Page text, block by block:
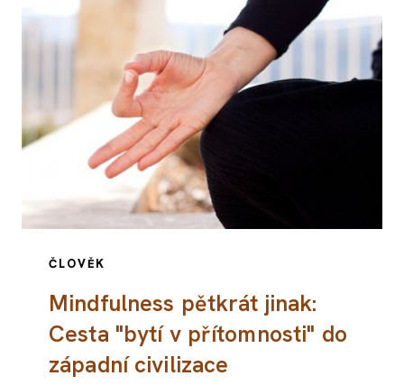
ČLOVĚK
Mindfulness pětkrát jinak:
Cesta "bytí v přítomnosti" do
západní civilizace